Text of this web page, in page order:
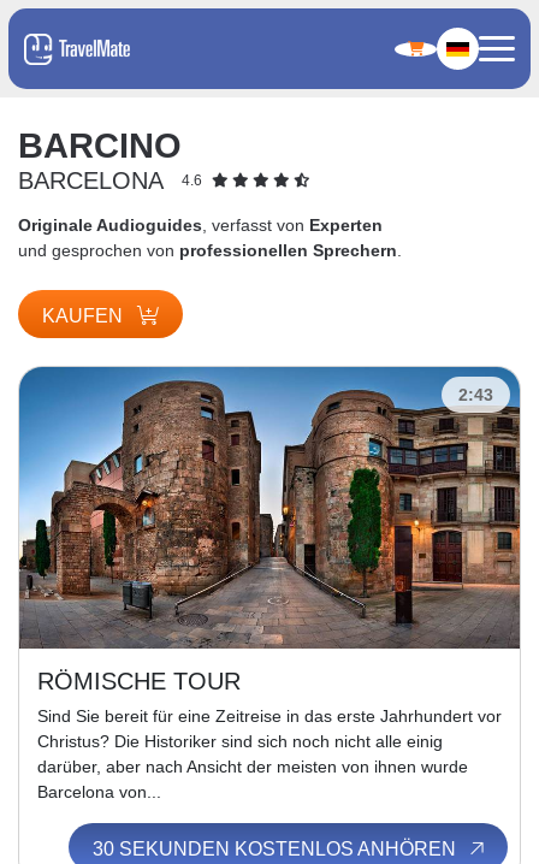
BARCINO
BARCELONA 4.6
Originale Audioguides , verfasst von Experten
und gesprochen von professionellen Sprechern
KAUFEN
2:43
RÖMISCHE TOUR
Sind Sie bereit für eine Zeitreise in das erste Jahrhundert vor
Christus? Die Historiker sind sich noch nicht alle einig
darüber, aber nach Ansicht der meisten von ihnen wurde
Barcelona von...
30 SEKUNDEN KOSTENLOS ANHÖREN